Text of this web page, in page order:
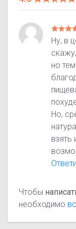
Ну, в
но
Но,
взять
Чтобы
необходимо